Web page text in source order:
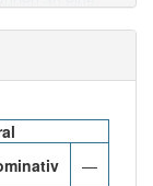
frühe
Die
—